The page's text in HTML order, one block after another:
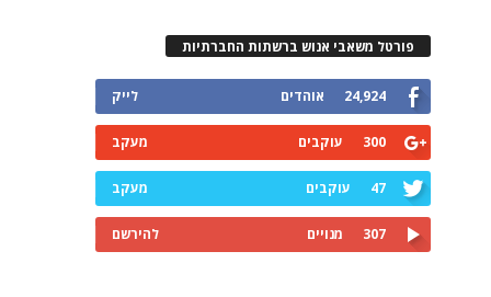
פורטל משאבי אנוש ברשתות החברתיות
24,924 אוהדים לייק
300 עוקבים מעקב
47 עוקבים מעקב
307 מנויים להירשם